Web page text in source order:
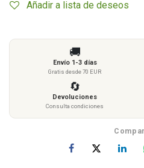
Añadir a lista de deseos
🚚
Envío 1-3 días
Gratis desde 70 EUR
🔄
Devoluciones
Consulta condiciones